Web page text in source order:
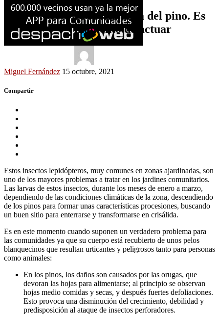
Procesionaria del pino. Es
momento de actuar
Miguel Fernández 15 octubre, 2021
Compartir
Estos insectos lepidópteros, muy comunes en zonas ajardinadas, son
uno de los mayores problemas a tratar en los jardines comunitarios.
Las larvas de estos insectos, durante los meses de enero a marzo,
dependiendo de las condiciones climáticas de la zona, descendiendo
de los pinos para formar unas características procesiones, buscando
un buen sitio para enterrarse y transformarse en crisálida.
Es en este momento cuando suponen un verdadero problema para
las comunidades ya que su cuerpo está recubierto de unos pelos
blanquecinos que resultan urticantes y peligrosos tanto para personas
como animales:
En los pinos, los daños son causados por las orugas, que
devoran las hojas para alimentarse; al principio se observan
hojas medio comidas y secas, y después fuertes defoliaciones.
Esto provoca una disminución del crecimiento, debilidad y
predisposición al ataque de insectos perforadores.